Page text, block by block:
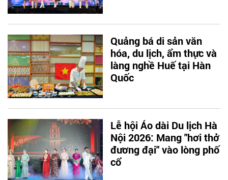
Quảng bá di sản văn
hóa, du lịch, ẩm thực và
làng nghề Huế tại Hàn
Quốc
Lễ hội Áo dài Du lịch Hà
Nội 2026: Mang "hơi thở
đương đại" vào lòng phố
cổ